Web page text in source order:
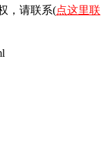
，请联系(点这里联